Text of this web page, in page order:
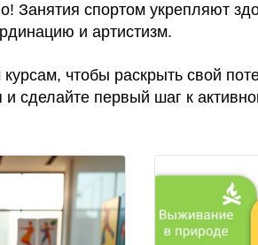
Занятия спортом укрепляют
и артистизм.
чтобы раскрыть свой
сделайте первый шаг к